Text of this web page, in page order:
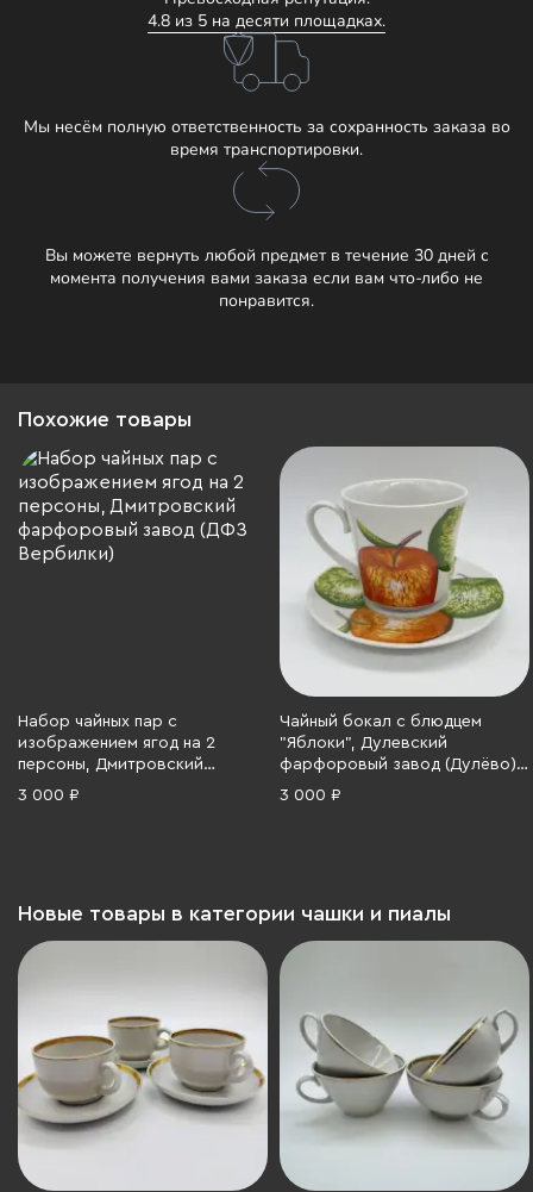
4.8 из 5 на десяти площадках.
Мы несём полную ответственность за сохранность заказа во
время транспортировки.
Вы можете вернуть любой предмет в течение 30 дней с
момента получения вами заказа если вам что-либо не
понравится.
Похожие товары
Набор чайных пар с
изображением ягод на 2
персоны, Дмитровский
фарфоровый завод (ДФЗ
3 000 ₽
Чайный бокал с блюдцем
"Яблоки", Дулевский
фарфоровый завод (Дулёво),
фарфор, деколь, Российская
3 000 ₽
Новые товары в категории чашки и пиалы